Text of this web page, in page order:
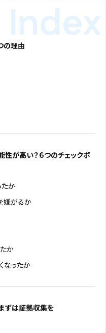
の理由
が高い？６つのチェックポ
たか
嫌がるか
か
なったか
ずは証拠収集を